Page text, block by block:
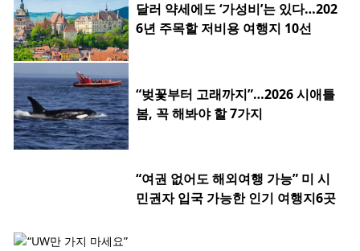
달러 약세에도 ‘가성비’는 있다…202
6년 주목할 저비용 여행지 10선
“벚꽃부터 고래까지”…2026 시애틀
봄, 꼭 해봐야 할 7가지
“여권 없어도 해외여행 가능” 미 시
민권자 입국 가능한 인기 여행지6곳